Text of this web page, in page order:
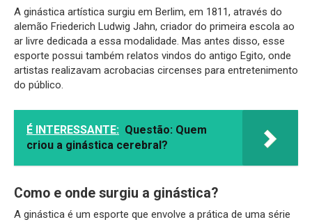
A ginástica artística surgiu em Berlim, em 1811, através do
alemão Friederich Ludwig Jahn, criador do primeira escola ao
ar livre dedicada a essa modalidade. Mas antes disso, esse
esporte possui também relatos vindos do antigo Egito, onde
artistas realizavam acrobacias circenses para entretenimento
do público.
É INTERESSANTE: Questão: Quem
criou a ginástica cerebral?
Como e onde surgiu a ginástica?
A ginástica é um esporte que envolve a prática de uma série